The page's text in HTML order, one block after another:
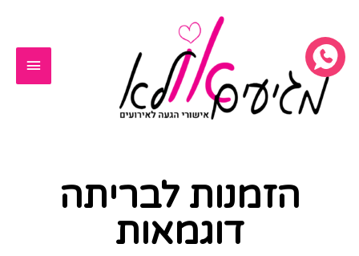
ראשי
הזמנות לבריתה
דוגמאות